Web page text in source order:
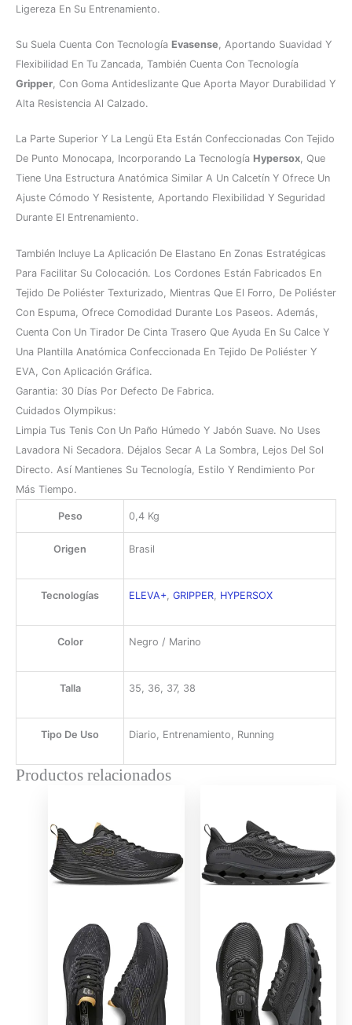
Ligereza En Su Entrenamiento.
Su Suela Cuenta Con Tecnología Evasense , Aportando Suavidad Y
Flexibilidad En Tu Zancada, También Cuenta Con Tecnología
Gripper , Con Goma Antideslizante Que Aporta Mayor Durabilidad Y
Alta Resistencia Al Calzado.
La Parte Superior Y La Lengü Eta Están Confeccionadas Con Tejido
De Punto Monocapa, Incorporando La Tecnología Hypersox, Que
Tiene Una Estructura Anatómica Similar A Un Calcetín Y Ofrece Un
Ajuste Cómodo Y Resistente, Aportando Flexibilidad Y Seguridad
Durante El Entrenamiento.
También Incluye La Aplicación De Elastano En Zonas Estratégicas
Para Facilitar Su Colocación. Los Cordones Están Fabricados En
Tejido De Poliéster Texturizado, Mientras Que El Forro, De Poliéster
Con Espuma, Ofrece Comodidad Durante Los Paseos. Además,
Cuenta Con Un Tirador De Cinta Trasero Que Ayuda En Su Calce Y
Una Plantilla Anatómica Confeccionada En Tejido De Poliéster Y
EVA, Con Aplicación Gráfica.
Garantia: 30 Días Por Defecto De Fabrica.
Cuidados Olympikus:
Limpia Tus Tenis Con Un Paño Húmedo Y Jabón Suave. No Uses
Lavadora Ni Secadora. Déjalos Secar A La Sombra, Lejos Del Sol
Directo. Así Mantienes Su Tecnología, Estilo Y Rendimiento Por
Más Tiempo.
Peso 0,4 Kg
Origen Brasil
Tecnologías ELEVA+, GRIPPER, HYPERSOX
Color Negro / Marino
Talla 35, 36, 37, 38
Tipo De Uso Diario, Entrenamiento, Running
Productos relacionados